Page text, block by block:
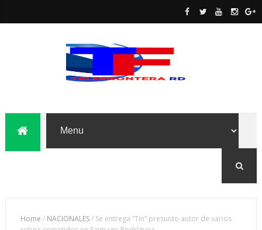
Home / NACIONALES/ Se entrega “Tin” presunto autor de varios